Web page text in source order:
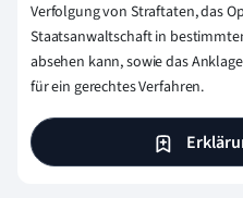
Verfolgung von Straftaten, das
Staatsanwaltschaft in
absehen kann, sowie das
für ein gerechtes Verfahren.